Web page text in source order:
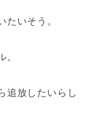
たいそう。
。
追放したいらし